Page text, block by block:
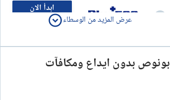
ابدأ الان
خدمة CFD. رأس مالك في خطر
إستعراض شركة
7 ابدأ الان
عرض المزيد من الوسطاء
بونوص بدون ايداع ومكافآت